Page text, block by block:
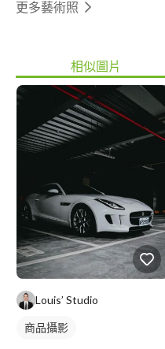
更多藝術照
相似圖片
Louis’ Studio
商品攝影